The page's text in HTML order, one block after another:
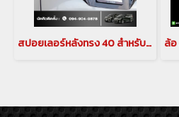
สปอยเลอร์หลังทรง 40 สำหรับ ALPHARD / VELLFIRE 30